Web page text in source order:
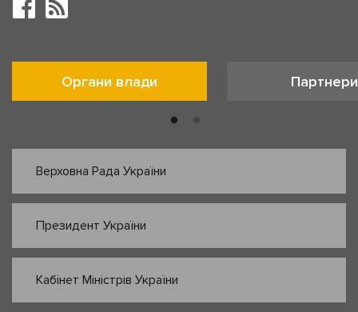
Органи влади Партнери
Верховна Рада України
Президент України
Кабінет Міністрів України